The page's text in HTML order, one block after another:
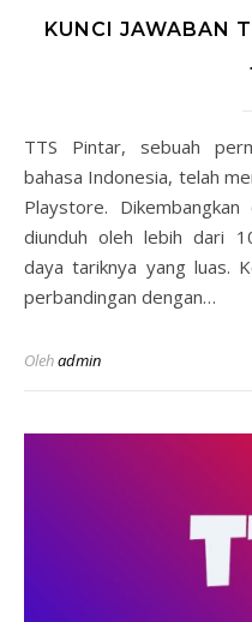
KUNCI JAWABAN
TTS Pintar, sebuah permainan teka-teki silang dalam
bahasa Indonesia, telah
Playstore.
diunduh oleh lebih dari
daya tariknya yang luas.
perbandingan dengan…
Olehadmin